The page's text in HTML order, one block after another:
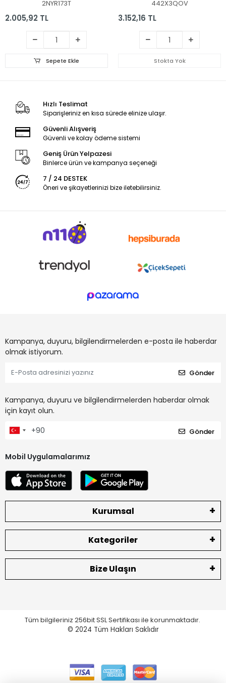
2NYR173T
2.005,92 TL
Sepete Ekle
442X3QOV
3.152,16 TL
Stokta Yok
Hızlı Teslimat
Siparişleriniz en kısa sürede elinize ulaşır.
Güvenli Alışveriş
Güvenli ve kolay ödeme sistemi
Geniş Ürün Yelpazesi
Binlerce ürün ve kampanya seçeneği
7 / 24 DESTEK
Öneri ve şikayetlerinizi bize iletebilirsiniz.
Kampanya, duyuru, bilgilendirmelerden e-posta ile haberdar
olmak istiyorum.
Gönder
Kampanya, duyuru ve bilgilendirmelerden haberdar olmak
için kayıt olun.
Gönder
Mobil Uygulamalarımız
Kurumsal
Kategoriler
Bize Ulaşın
Tüm bilgileriniz 256bit SSL Sertifikası ile korunmaktadır.
© 2024 Tüm Hakları Saklıdır